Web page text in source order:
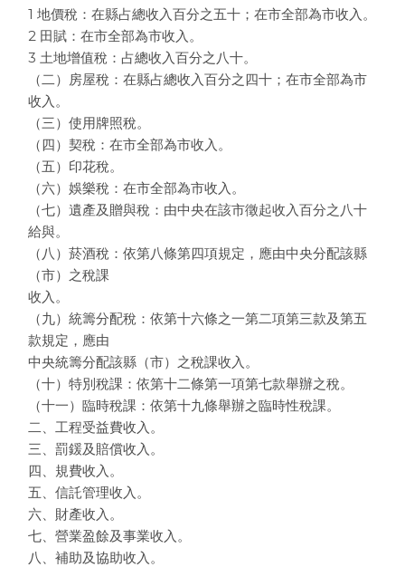
1 地價稅：在縣占總收入百分之五十；在市全部為市收入。
2 田賦：在市全部為市收入。
3 土地增值稅：占總收入百分之八十。
（二）房屋稅：在縣占總收入百分之四十；在市全部為市
收入。
（三）使用牌照稅。
（四）契稅：在市全部為市收入。
（五）印花稅。
（六）娛樂稅：在市全部為市收入。
（七）遺產及贈與稅：由中央在該市徵起收入百分之八十
給與。
（八）菸酒稅：依第八條第四項規定，應由中央分配該縣
（市）之稅課
收入。
（九）統籌分配稅：依第十六條之一第二項第三款及第五
款規定，應由
中央統籌分配該縣（市）之稅課收入。
（十）特別稅課：依第十二條第一項第七款舉辦之稅。
（十一）臨時稅課：依第十九條舉辦之臨時性稅課。
二、工程受益費收入。
三、罰鍰及賠償收入。
四、規費收入。
五、信託管理收入。
六、財產收入。
七、營業盈餘及事業收入。
八、補助及協助收入。